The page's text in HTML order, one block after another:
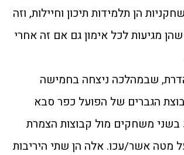
הן תלמידות תיכון וחיילות, וזה
מגיעות לכל אימון גם אם זה אחרי
שבמהלכה ניצחה בחמישה
הגברים של הפועל כפר סבא
משחקים מול קבוצות הצמרת
מטה אשר/עכו. אלה הן שתי היריבות